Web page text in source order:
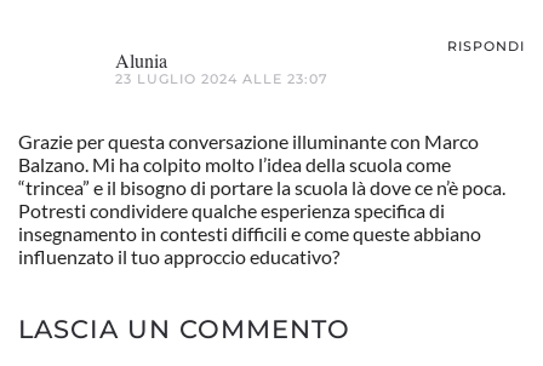
Alunia
23 LUGLIO 2024 ALLE 23:07
RISPONDI
Grazie per questa conversazione illuminante con Marco
Balzano. Mi ha colpito molto l’idea della scuola come
“trincea” e il bisogno di portare la scuola là dove ce n’è poca.
Potresti condividere qualche esperienza specifica di
insegnamento in contesti difficili e come queste abbiano
influenzato il tuo approccio educativo?
LASCIA UN COMMENTO